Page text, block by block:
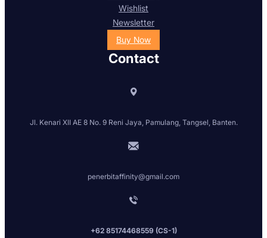
Wishlist
Newsletter
Buy Now
Contact
Jl. Kenari XII AE 8 No. 9 Reni Jaya, Pamulang, Tangsel, Banten.
penerbitaffinity@gmail.com
+62 85174468559 (CS-1)